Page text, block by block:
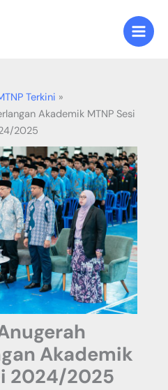
Terkini
Akademik MTNP Sesi
2025
Akademik
2024/2025